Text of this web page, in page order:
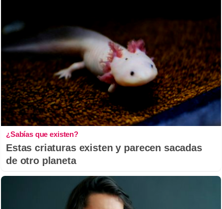
¿Sabías que existen?
Estas criaturas existen y parecen sacadas
de otro planeta